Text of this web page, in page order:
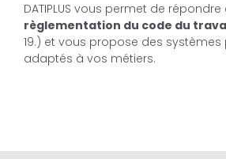
DATIPLUS vous permet de répondre
règlementation du code du
19.) et vous propose des
adaptés à vos métiers.